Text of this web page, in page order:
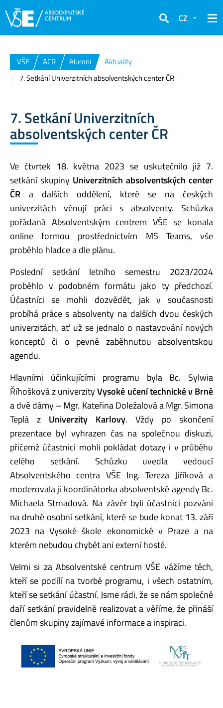
Hledat
CZ
VŠE ACR Alumni
Aktuality
7. Setkání Univerzitních absolventských center ČR
7. Setkání Univerzitních
absolventských center ČR
Ve čtvrtek 18. května 2023 se uskutečnilo již 7.
setkání skupiny Univerzitních absolventských center
ČR a dalších oddělení, které se na českých
univerzitách věnují práci s absolventy. Schůzka
pořádaná Absolventským centrem VŠE se konala
online formou prostřednictvím MS Teams, vše
proběhlo hladce a dle plánu.
Poslední setkání letního semestru 2023/2024
proběhlo v podobném formátu jako ty předchozí.
Účastníci se mohli dozvědět, jak v současnosti
probíhá práce s absolventy na dalších dvou českých
univerzitách, ať už se jednalo o nastavování nových
konceptů či o pevně zaběhnutou absolventskou
agendu.
Hlavními účinkujícími programu byla Bc. Sylwia
Říhošková z univerzityVysoké učení technické v Brně
a dvě dámy – Mgr. Kateřina Doležalová a Mgr. Simona
Teplá z Univerzity Karlovy. Vždy po skončení
prezentace byl vyhrazen čas na společnou diskuzi,
přičemž účastnici mohli pokládat dotazy i v průběhu
celého setkání. Schůzku uvedla vedoucí
Absolventského centra VŠE Ing. Tereza Jiříková a
moderovala ji koordinátorka absolventské agendy Bc.
Michaela Strnadová. Na závěr byli účastnici pozváni
na druhé osobní setkání, které se bude konat 13. září
2023 na Vysoké škole ekonomické v Praze a na
kterém nebudou chybět ani externí hosté.
Velmi si za Absolventské centrum VŠE vážíme těch,
kteří se podílí na tvorbě programu, i všech ostatním,
kteří se setkání účastní. Jsme rádi, že se nám společně
daří setkání pravidelně realizovat a věříme, že přináší
členům skupiny zajímavé informace a inspiraci.